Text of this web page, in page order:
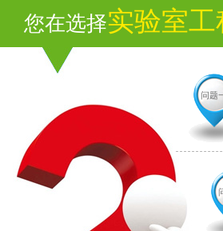
您在选择实验室工
问题